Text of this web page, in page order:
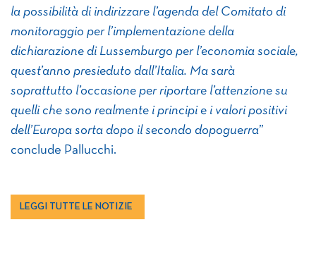
la possibilità di indirizzare l’agenda del Comitato di
monitoraggio per l’implementazione della
dichiarazione di Lussemburgo per l’economia sociale,
quest’anno presieduto dall’Italia. Ma sarà
soprattutto l’occasione per riportare l’attenzione su
quelli che sono realmente i principi e i valori positivi
dell’Europa sorta dopo il secondo dopoguerra”
conclude Pallucchi.
LEGGI TUTTE LE NOTIZIE